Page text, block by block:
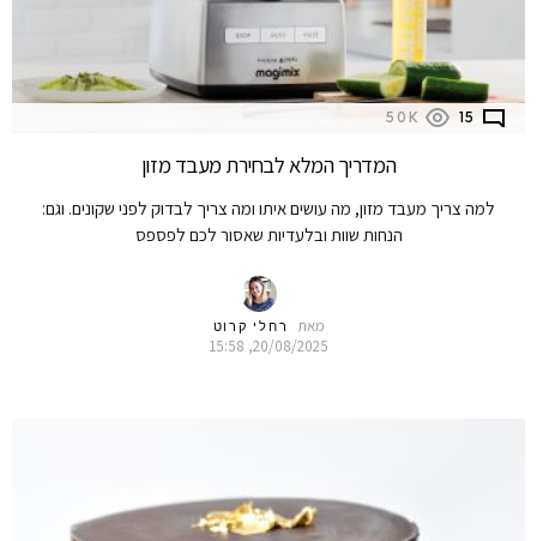
15
50K
המדריך המלא לבחירת מעבד מזון
למה צריך מעבד מזון, מה עושים איתו ומה צריך לבדוק לפני שקונים. וגם:
הנחות שוות ובלעדיות שאסור לכם לפספס
מאת רחלי קרוט
20/08/2025, 15:58